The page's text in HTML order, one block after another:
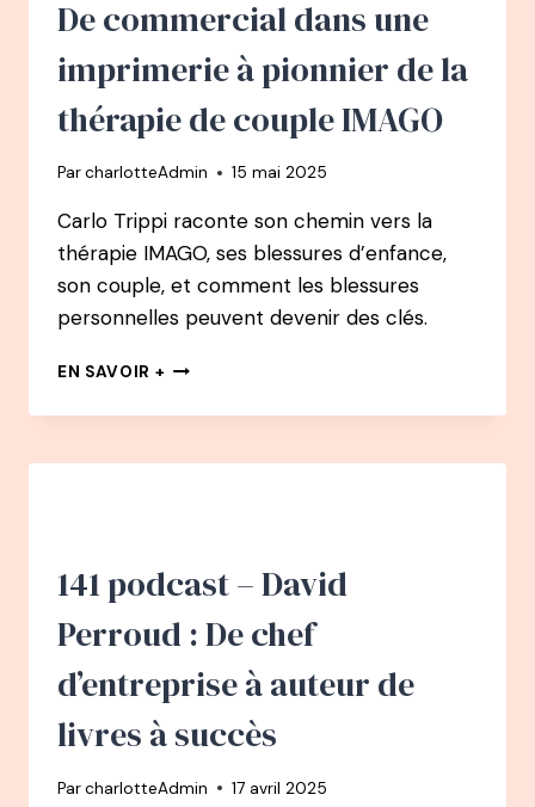
VOUS
De commercial dans une
imprimerie à pionnier de la
thérapie de couple IMAGO
ParcharlotteAdmin 15 mai 2025
Carlo Trippi raconte son chemin vers la
thérapie IMAGO, ses blessures d’enfance,
son couple, et comment les blessures
personnelles peuvent devenir des clés.
EN SAVOIR + 143
–
TRIPPI
UNE
À
DE
THÉRAPIE
COUPLE
141 podcast – David
Perroud : De chef
d’entreprise à auteur de
livres à succès
ParcharlotteAdmin 17 avril 2025